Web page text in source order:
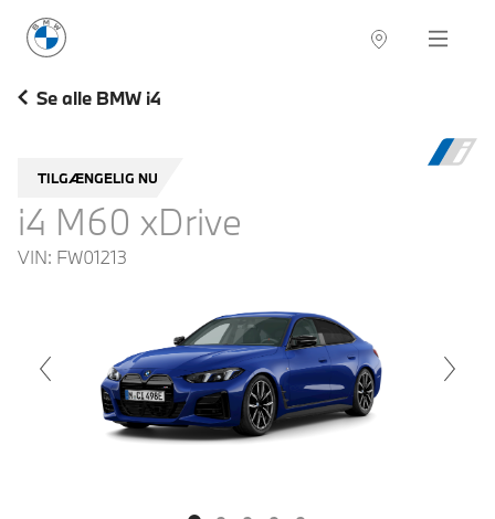
BMW Danmark Navigation
Se alle BMW i4
TILGÆNGELIG NU
i4 M60 xDrive
VIN: FW01213